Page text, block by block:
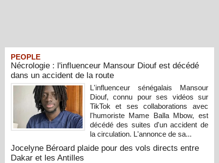
PEOPLE
Nécrologie : l'influenceur Mansour Diouf est décédé
dans un accident de la route
L'influenceur sénégalais Mansour
Diouf, connu pour ses vidéos sur
TikTok et ses collaborations avec
l'humoriste Mame Balla Mbow, est
décédé des suites d'un accident de
la circulation. L'annonce de sa...
Jocelyne Béroard plaide pour des vols directs entre
Dakar et les Antilles